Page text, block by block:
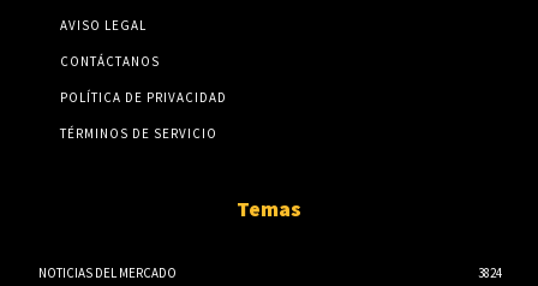
AVISO LEGAL
CONTÁCTANOS
POLÍTICA DE PRIVACIDAD
TÉRMINOS DE SERVICIO
Temas
NOTICIAS DEL MERCADO
3824